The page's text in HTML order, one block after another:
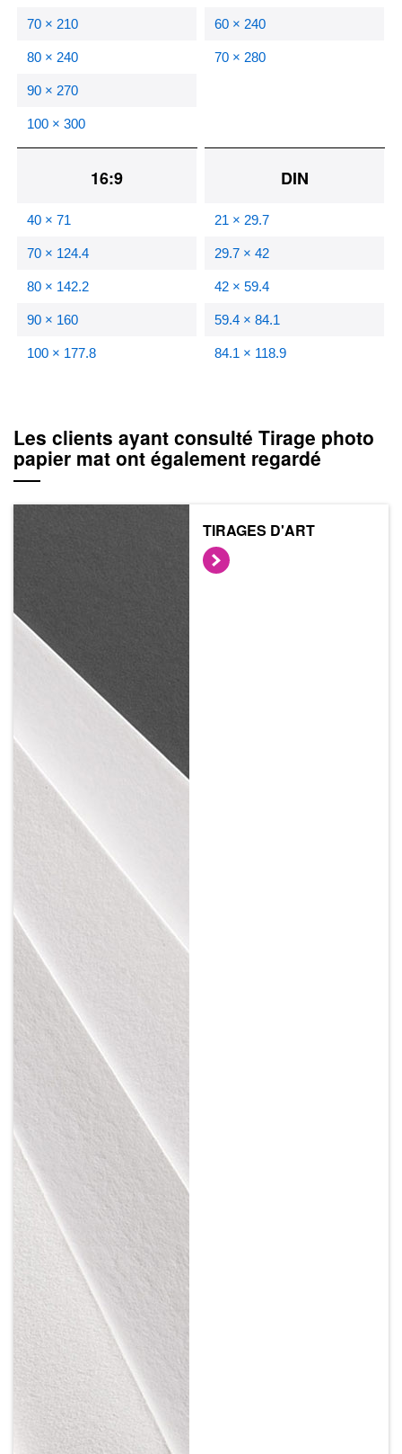
70 × 210
80 × 240
90 × 270
100 × 300
60 × 240
70 × 280
16:9
40 × 71
70 × 124.4
80 × 142.2
90 × 160
100 × 177.8
DIN
21 × 29.7
29.7 × 42
42 × 59.4
59.4 × 84.1
84.1 × 118.9
Les clients ayant consulté Tirage photo
papier mat ont également regardé
TIRAGES D'ART